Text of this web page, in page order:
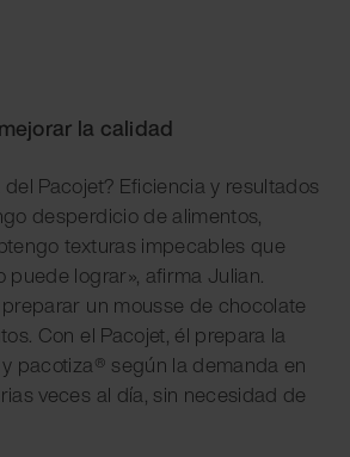
la calidad
Pacojet? Eficiencia y resultados
desperdicio de alimentos,
texturas impecables que
puede lograr», afirma Julian.
un mousse de chocolate
Con el Pacojet, él prepara la
pacotiza® según la demanda en
veces al día, sin necesidad de